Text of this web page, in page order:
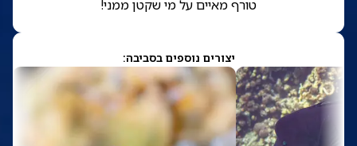
טורף מאיים על מי שקטן ממני!
יצורים נוספים בסביבה: